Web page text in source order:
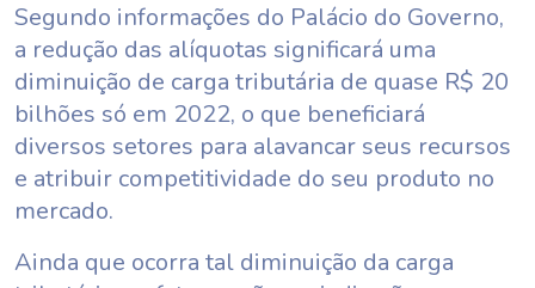
Segundo informações do Palácio do Governo,
a redução das alíquotas significará uma
diminuição de carga tributária de quase R$ 20
bilhões só em 2022, o que beneficiará
diversos setores para alavancar seus recursos
e atribuir competitividade do seu produto no
mercado.
Ainda que ocorra tal diminuição da carga